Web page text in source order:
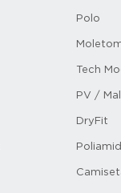
Polo
Tech
PV /
DryFit